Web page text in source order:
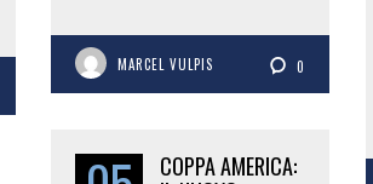
MARCEL VULPIS 0
COPPA AMERICA: